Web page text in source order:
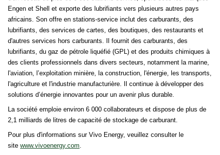
Engen et Shell et exporte des lubrifiants vers plusieurs autres pays
africains. Son offre en stations-service inclut des carburants, des
lubrifiants, des services de cartes, des boutiques, des restaurants et
d'autres services hors carburants. Il fournit des carburants, des
lubrifiants, du gaz de pétrole liquéfié (GPL) et des produits chimiques à
des clients professionnels dans divers secteurs, notamment la marine,
l'aviation, l’exploitation minière, la construction, l'énergie, les transports,
l'agriculture et l'industrie manufacturière. Il continue à développer des
solutions d’énergie innovantes pour un avenir plus durable.
La société emploie environ 6 000 collaborateurs et dispose de plus de
2,1 milliards de litres de capacité de stockage de carburant.
Pour plus d'informations sur Vivo Energy, veuillez consulter le
site www.vivoenergy.com.